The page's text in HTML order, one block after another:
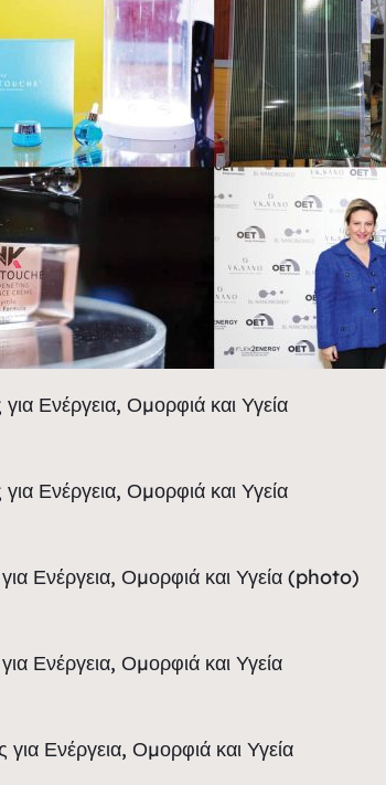
Ενέργεια, Ομορφιά και Υγεία
Ενέργεια, Ομορφιά και Υγεία
Ενέργεια, Ομορφιά και Υγεία (photo)
Ενέργεια, Ομορφιά και Υγεία
Ενέργεια, Ομορφιά και Υγεία